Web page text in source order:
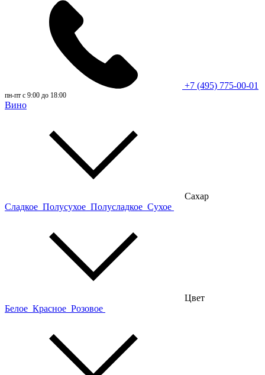
+7 (495) 775-00-01
пн-пт с 9:00 до 18:00
Вино
Сахар
Сладкое Полусухое Полусладкое Сухое
Цвет
Белое Красное Розовое